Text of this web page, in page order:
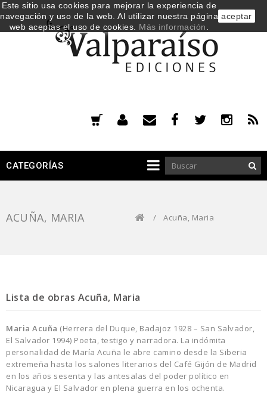
CATEGORÍAS
ACUÑA, MARIA / Acuña, Maria
Lista de obras Acuña, Maria
Maria Acuña (Herrera del Duque, Badajoz 1928 – San Salvador,
El Salvador 1994) Poeta, testigo y narradora. La indómita
personalidad de María Acuña le abre camino desde la Siberia
extremeña hasta los salones literarios del Café Gijón de Madrid
en los años sesenta y las antesalas del poder político en
Nicaragua y El Salvador en plena guerra en los ochenta.
Este sitio usa cookies para mejorar la experiencia de
navegación y uso de la web. Al utilizar nuestra página
web aceptas el uso de cookies. Más información
aceptar